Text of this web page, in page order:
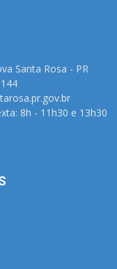
Santa Rosa - PR
8h - 11h30 e 13h30